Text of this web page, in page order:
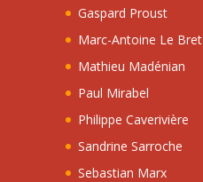
Gaspard Proust
Marc-Antoine Le Bret
Mathieu Madénian
Paul Mirabel
Philippe Caverivière
Sandrine Sarroche
Sebastian Marx